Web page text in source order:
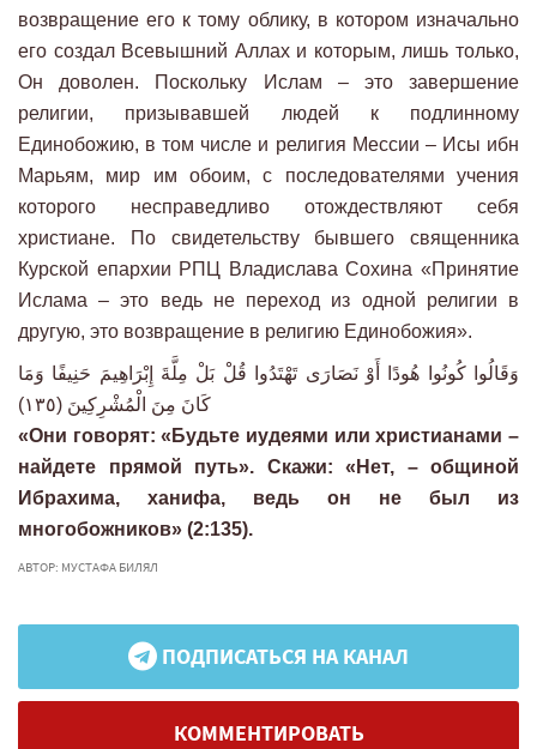
возвращение его к тому облику, в котором изначально
его создал Всевышний Аллах и которым, лишь только,
Он доволен. Поскольку Ислам – это завершение
религии, призывавшей людей к подлинному
Единобожию, в том числе и религия Мессии – Исы ибн
Марьям, мир им обоим, с последователями учения
которого несправедливо отождествляют себя
христиане. По свидетельству бывшего священника
Курской епархии РПЦ Владислава Сохина «Принятие
Ислама – это ведь не переход из одной религии в
другую, это возвращение в религию Единобожия».
وَقَالُوا كُونُوا هُودًا أَوْ نَصَارَى تَهْتَدُوا قُلْ بَلْ مِلَّةَ إِبْرَاهِيمَ حَنِيفًا وَمَا
كَانَ مِنَ الْمُشْرِكِينَ (١٣٥)
«Они говорят: «Будьте иудеями или христианами –
найдете прямой путь». Скажи: «Нет, – общиной
Ибрахима, ханифа, ведь он не был из
многобожников» (2:135).
АВТОР: МУСТАФА БИЛЯЛ
ПОДПИСАТЬСЯ НА КАНАЛ
КОММЕНТИРОВАТЬ